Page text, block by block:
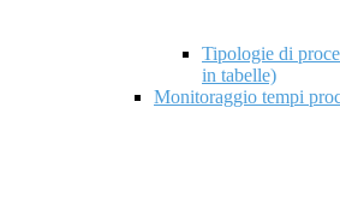
Tipologie di
in tabelle)
Monitoraggio tempi